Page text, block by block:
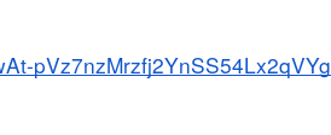
pVz7nzMrzfj2YnSS54Lx2qVYg